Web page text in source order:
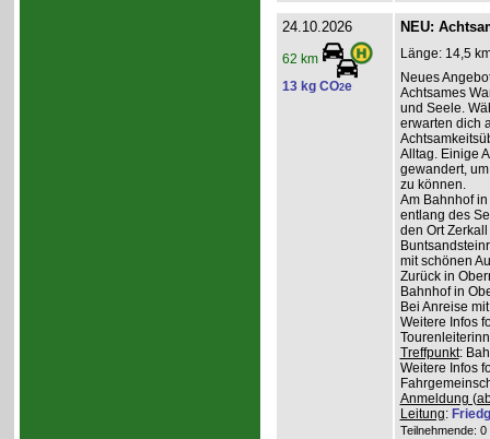
24.10.2026
62 km
13 kg CO2e
NEU:
Länge: 14,5
Neues
Achtsames
und Seele.
erwarten dich
Alltag. Einige
gewandert,
zu können.
Am Bahnhof
entlang des
den Ort
mit schönen
Zurück in
Bahnhof in
Bei Anreise
Weitere Infos
Treffpunkt:
Weitere Infos
Anmeldung
Leitung:
Teilnehmende: